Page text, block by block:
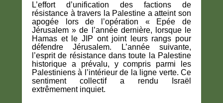
L’effort d’unification des factions de
résistance à travers la Palestine a atteint son
apogée lors de l’opération « Epée de
Jérusalem » de l’année dernière, lorsque le
Hamas et le JIP ont joint leurs rangs pour
défendre Jérusalem. L’année suivante,
l’esprit de résistance dans toute la Palestine
historique a prévalu, y compris parmi les
Palestiniens à l’intérieur de la ligne verte. Ce
sentiment collectif a rendu Israël
extrêmement inquiet.